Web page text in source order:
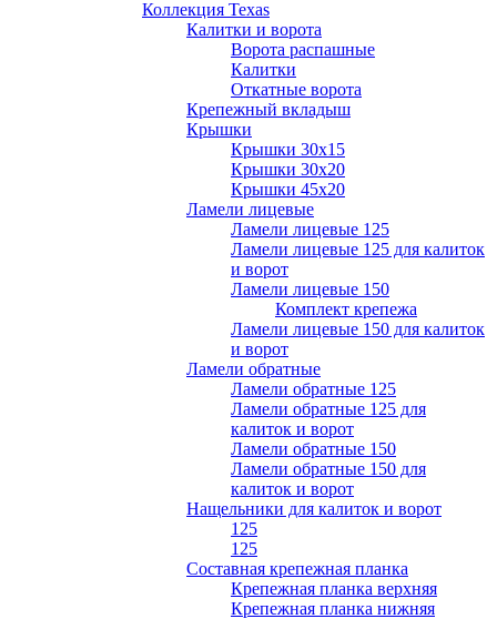
Коллекция Texas
Калитки и ворота
Ворота распашные
Калитки
Откатные ворота
Крепежный вкладыш
Крышки
Крышки 30х15
Крышки 30х20
Крышки 45х20
Ламели лицевые
Ламели лицевые 125
Ламели лицевые 125 для калиток
и ворот
Ламели лицевые 150
Комплект крепежа
Ламели лицевые 150 для калиток
и ворот
Ламели обратные
Ламели обратные 125
Ламели обратные 125 для
калиток и ворот
Ламели обратные 150
Ламели обратные 150 для
калиток и ворот
Нащельники для калиток и ворот
125
125
Составная крепежная планка
Крепежная планка верхняя
Крепежная планка нижняя